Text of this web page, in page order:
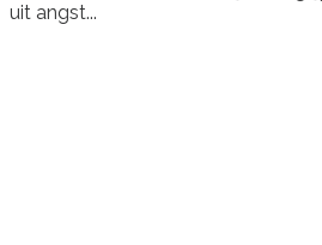
uit angst...